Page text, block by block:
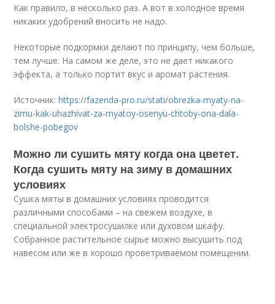
Как правило, в несколько раз. А вот в холодное время
никаких удобрений вносить не надо.
Некоторые подкормки делают по принципу, чем больше,
тем лучше. На самом же деле, это не дает никакого
эффекта, а только портит вкус и аромат растения.
Источник:https://fazenda-pro.ru/stati/obrezka-myaty-na-
zimu-kak-uhazhivat-za-myatoy-osenyu-chtoby-ona-dala-
bolshe-pobegov
Можно ли сушить мяту когда она цветет.
Когда сушить мяту на зиму в домашних
условиях
Сушка мяты в домашних условиях проводится
различными способами – на свежем воздухе, в
специальной электросушилке или духовом шкафу.
Собранное растительное сырье можно высушить под
навесом или же в хорошо проветриваемом помещении.